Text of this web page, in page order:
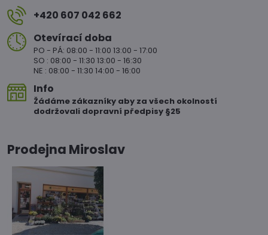
+420 607 042 662
Otevírací doba
PO - PÁ: 08:00 - 11:00 13:00 - 17:00
SO : 08:00 - 11:30 13:00 - 16:30
NE : 08:00 - 11:30 14:00 - 16:00
Info
Žádáme zákazníky aby za všech okolností
dodržovali dopravní předpisy §25
Prodejna Miroslav